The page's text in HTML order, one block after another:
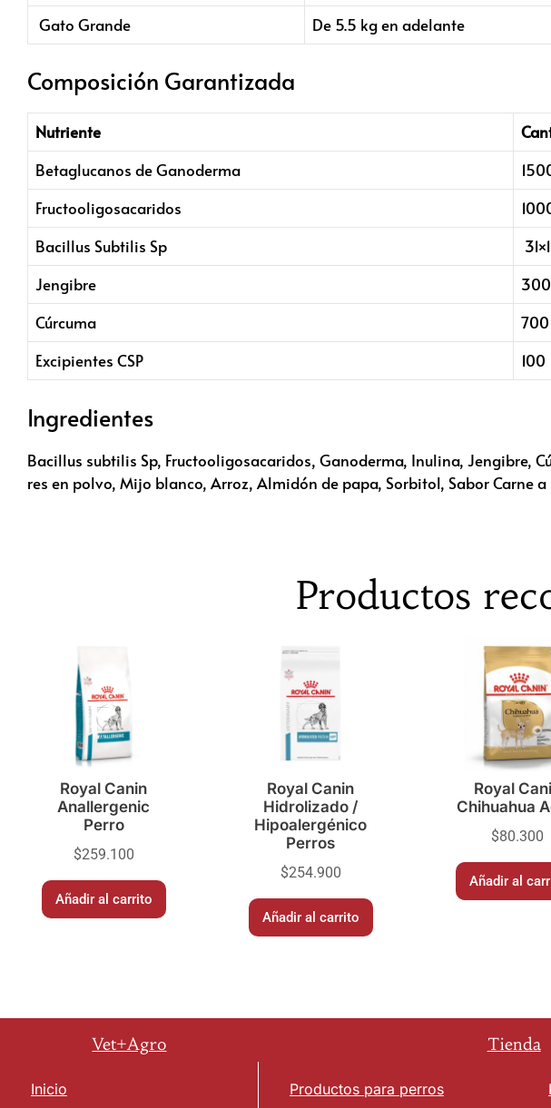
Gato Grande
De 5.5 kg en adelante
Composición Garantizada
Nutriente
Betaglucanos de Ganoderma
Fructooligosacaridos
Bacillus Subtilis Sp
Jengibre
300
Cúrcuma
700
Excipientes CSP
100
Ingredientes
Bacillus subtilis Sp, Fructooligosacaridos, Ganoderma, Inulina, Jengibre,
res en polvo, Mijo blanco, Arroz, Almidón de papa, Sorbitol, Sabor Carne
Productos
Royal Canin
Anallergenic
Perro
$259.100
Añadir al carrito
Royal Canin
Hidrolizado /
Hipoalergénico
Perros
$254.900
Añadir al carrito
Royal
Chihuahua
$80.300
Añadir al
Vet+Agro Tienda
Inicio Productos para perros